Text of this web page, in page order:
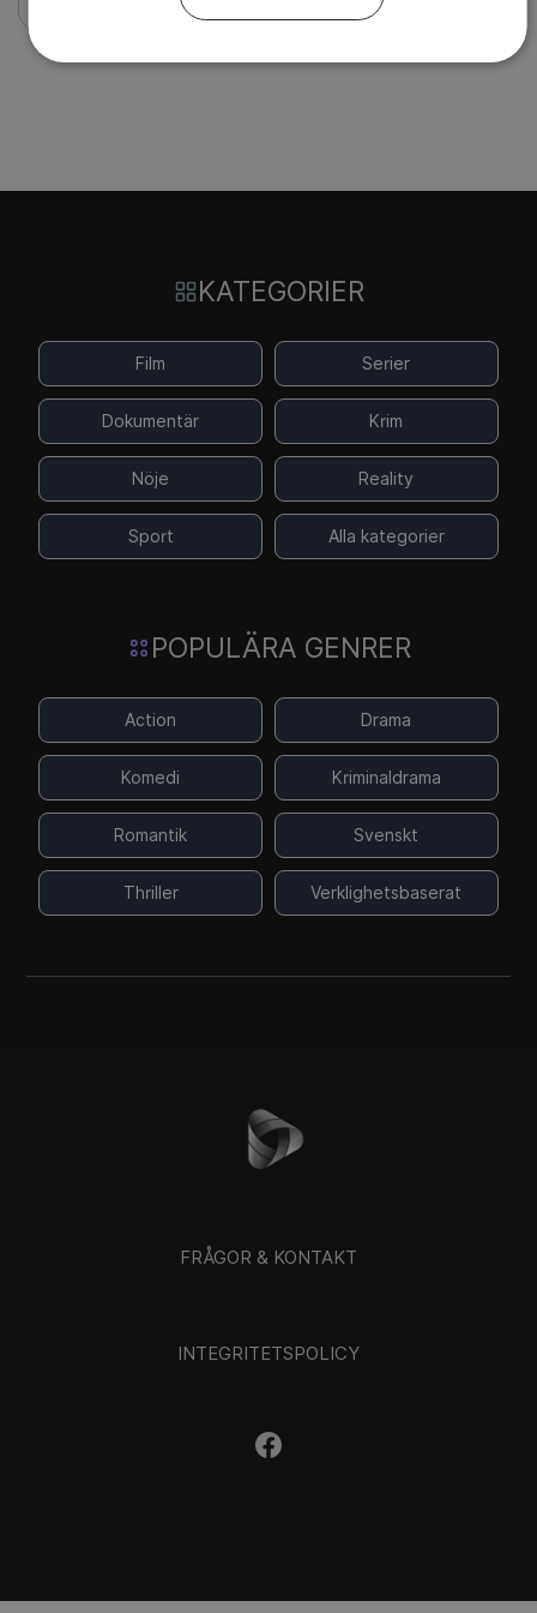
KATEGORIER
Film Serier
Dokumentär Krim
Nöje Reality
Sport Alla kategorier
POPULÄRA GENRER
Action Drama
Komedi Kriminaldrama
Romantik Svenskt
Thriller Verklighetsbaserat
FRÅGOR & KONTAKT
INTEGRITETSPOLICY